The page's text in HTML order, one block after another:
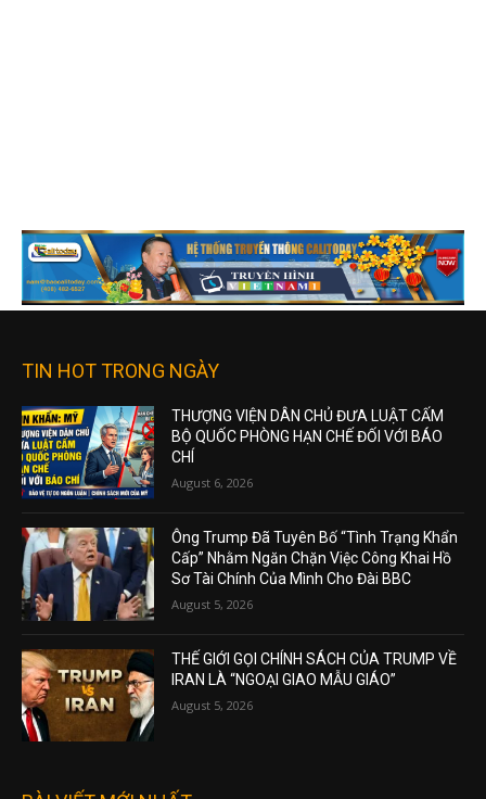
TIN HOT TRONG NGÀY
THƯỢNG VIỆN DÂN CHỦ ĐƯA LUẬT CẤM
BỘ QUỐC PHÒNG HẠN CHẾ ĐỐI VỚI BÁO
CHÍ
August 6, 2026
Ông Trump Đã Tuyên Bố “Tình Trạng Khẩn
Cấp” Nhằm Ngăn Chặn Việc Công Khai Hồ
Sơ Tài Chính Của Mình Cho Đài BBC
August 5, 2026
THẾ GIỚI GỌI CHÍNH SÁCH CỦA TRUMP VỀ
IRAN LÀ “NGOẠI GIAO MẪU GIÁO”
August 5, 2026